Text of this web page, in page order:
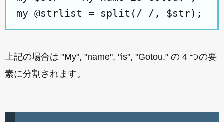
上記の場合は "My", "name", "is", "Gotou." の 4 つの要
素に分割されます。